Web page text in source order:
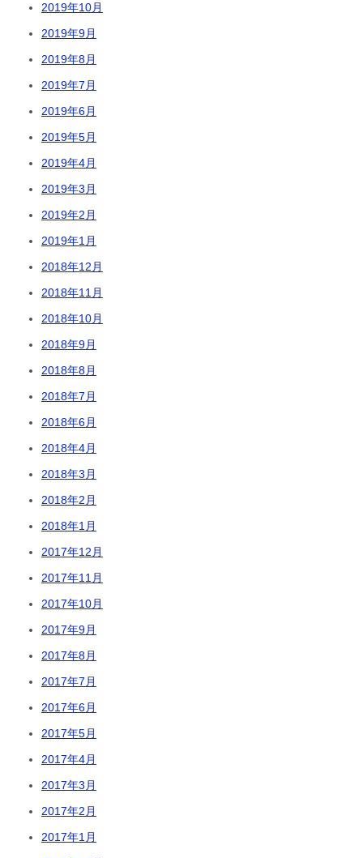
2019年10月
2019年9月
2019年8月
2019年7月
2019年6月
2019年5月
2019年4月
2019年3月
2019年2月
2019年1月
2018年12月
2018年11月
2018年10月
2018年9月
2018年8月
2018年7月
2018年6月
2018年4月
2018年3月
2018年2月
2018年1月
2017年12月
2017年11月
2017年10月
2017年9月
2017年8月
2017年7月
2017年6月
2017年5月
2017年4月
2017年3月
2017年2月
2017年1月